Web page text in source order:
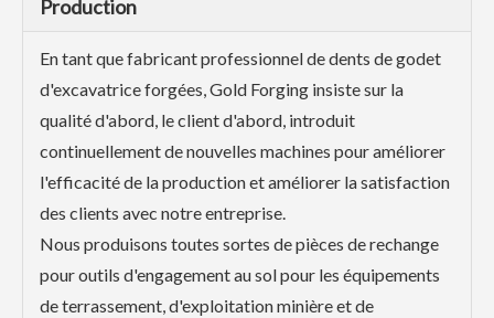
Production
En tant que fabricant professionnel de dents de godet
d'excavatrice forgées, Gold Forging insiste sur la
qualité d'abord, le client d'abord, introduit
continuellement de nouvelles machines pour améliorer
l'efficacité de la production et améliorer la satisfaction
des clients avec notre entreprise.
Nous produisons toutes sortes de pièces de rechange
pour outils d'engagement au sol pour les équipements
de terrassement, d'exploitation minière et de